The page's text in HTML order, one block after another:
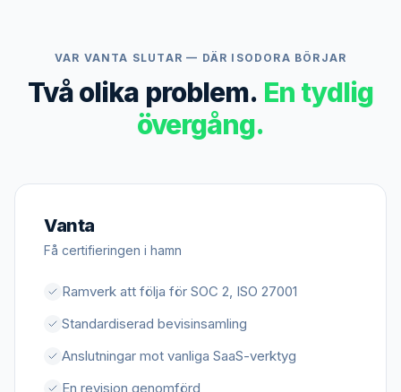
VAR VANTA SLUTAR — DÄR ISODORA BÖRJAR
Två olika problem. En tydlig
övergång.
Vanta
Få certifieringen i hamn
Ramverk att följa för SOC 2, ISO 27001
Standardiserad bevisinsamling
Anslutningar mot vanliga SaaS-verktyg
En revision genomförd